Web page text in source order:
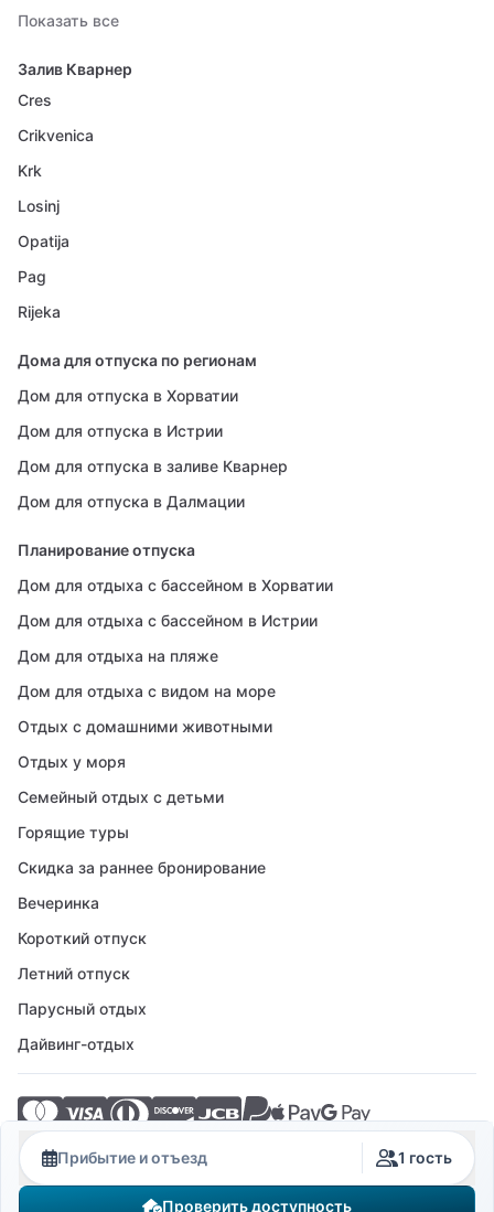
Прибытие и отъезд 1 гость
Проверить доступность
Показать все
Залив Кварнер
Cres
Crikvenica
Krk
Losinj
Opatija
Pag
Rijeka
Дома для отпуска по регионам
Дом для отпуска в Хорватии
Дом для отпуска в Истрии
Дом для отпуска в заливе Кварнер
Дом для отпуска в Далмации
Планирование отпуска
Дом для отдыха с бассейном в Хорватии
Дом для отдыха с бассейном в Истрии
Дом для отдыха на пляже
Дом для отдыха с видом на море
Отдых с домашними животными
Отдых у моря
Семейный отдых с детьми
Горящие туры
Скидка за раннее бронирование
Вечеринка
Короткий отпуск
Летний отпуск
Парусный отдых
Дайвинг-отдых
© 2026 Crovillas GmbH